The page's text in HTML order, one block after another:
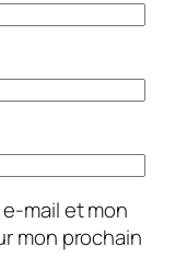
mail et mon
mon prochain